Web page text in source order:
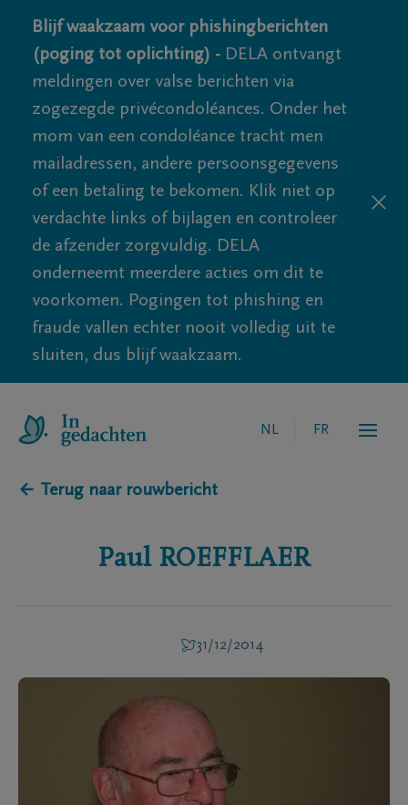
Blijf waakzaam voor phishingberichten
(poging tot oplichting) - DELA ontvangt
meldingen over valse berichten via
zogezegde privécondoléances. Onder het
mom van een condoléance tracht men
mailadressen, andere persoonsgegevens
of een betaling te bekomen. Klik niet op
verdachte links of bijlagen en controleer
de afzender zorgvuldig. DELA
onderneemt meerdere acties om dit te
voorkomen. Pogingen tot phishing en
fraude vallen echter nooit volledig uit te
sluiten, dus blijf waakzaam.
NL FR
← Terug naar rouwbericht
Paul ROEFFLAER
31/12/2014